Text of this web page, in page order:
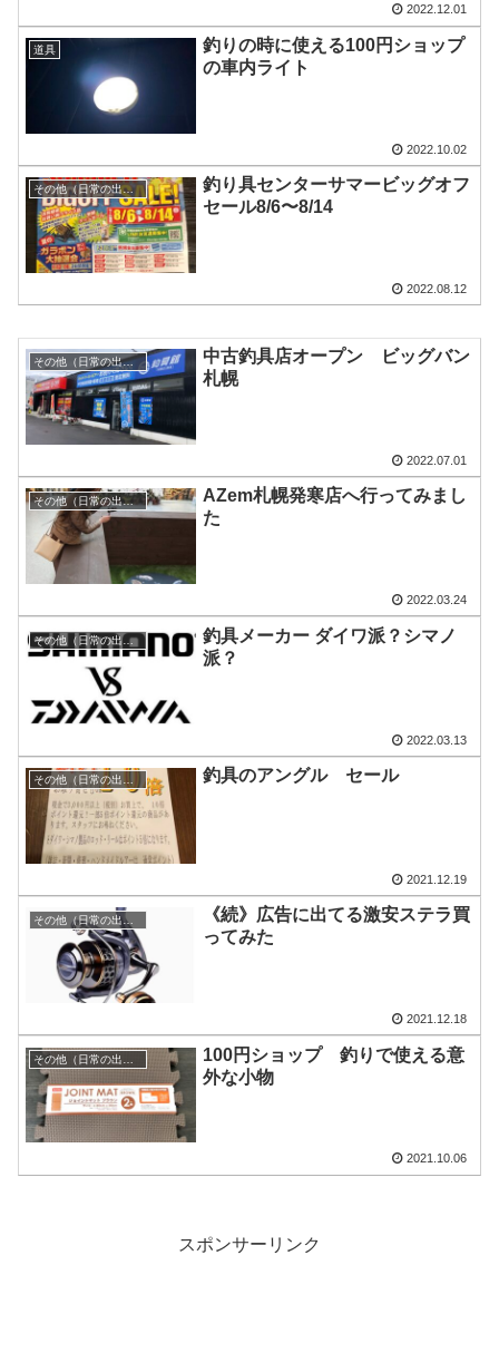
2022.12.01
道具
釣りの時に使える100円ショップ
の車内ライト
2022.10.02
その他（日常の出来事）
釣り具センターサマービッグオフ
セール8/6〜8/14
2022.08.12
その他（日常の出来事）
中古釣具店オープン ビッグバン
札幌
2022.07.01
その他（日常の出来事）
AZem札幌発寒店へ行ってみまし
た
2022.03.24
その他（日常の出来事）
釣具メーカー ダイワ派？シマノ
派？
2022.03.13
その他（日常の出来事） 釣具のアングル セール
2021.12.19
その他（日常の出来事）
《続》広告に出てる激安ステラ買
ってみた
2021.12.18
100円ショップ 釣りで使える意
外な小物
2021.10.06
スポンサーリンク